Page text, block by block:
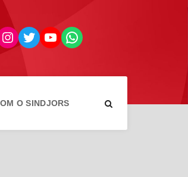
Instagram
TwitterYouTubeWhatsApp
O SINDJORS